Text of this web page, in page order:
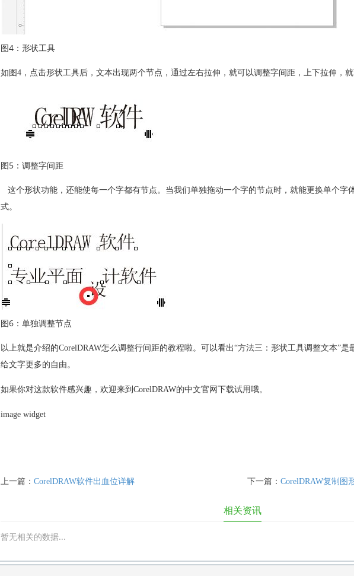
图4：形状工具
如图4，点击形状工具后，文本出现两个节点，通过左右拉伸，就可以调整字间距，上下拉伸，就
图5：调整字间距
这个形状功能，还能使每一个字都有节点。当我们单独拖动一个字的节点时，就能更换单个字
式。
图6：单独调整节点
以上就是介绍的CorelDRAW怎么调整行间距的教程啦。可以看出“方法三：形状工具调整文本”
给文字更多的自由。
如果你对这款软件感兴趣，欢迎来到CorelDRAW的中文官网下载试用哦。
image widget
下一篇：CorelDRAW复制图
上一篇： CorelDRAW软件出血位详解
相关资讯
暂无相关的数据...